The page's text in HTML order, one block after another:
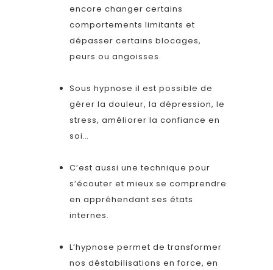
encore changer certains
comportements limitants et
dépasser certains blocages,
peurs ou angoisses.
Sous hypnose il est possible de
gérer la douleur, la dépression, le
stress, améliorer la confiance en
soi…
C’est aussi une technique pour
s’écouter et mieux se comprendre
en appréhendant ses états
internes.
L’hypnose permet de transformer
nos déstabilisations en force, en